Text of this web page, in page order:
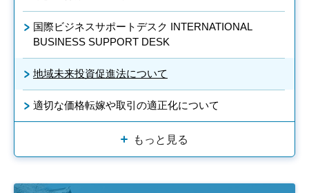
国際ビジネスサポートデスク INTERNATIONAL
BUSINESS SUPPORT DESK
地域未来投資促進法について
適切な価格転嫁や取引の適正化について
もっと見る